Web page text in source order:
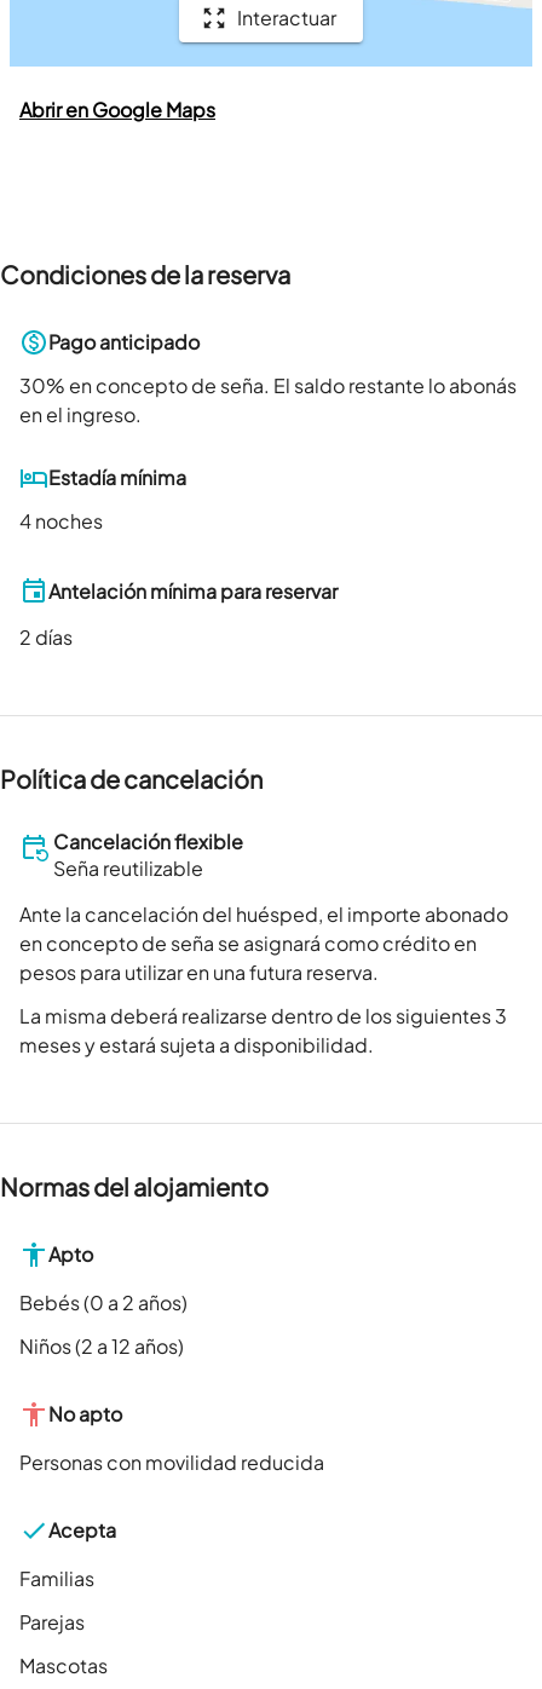
Interactuar
Abrir en Google Maps
Condiciones de la reserva
Pago anticipado
30% en concepto de seña. El saldo restante lo abonás
en el ingreso.
Estadía mínima
4 noches
Antelación mínima para reservar
2 días
Política de cancelación
Cancelación flexible
Seña reutilizable
Ante la cancelación del huésped, el importe abonado
en concepto de seña se asignará como crédito en
pesos para utilizar en una futura reserva.
La misma deberá realizarse dentro de los siguientes 3
meses y estará sujeta a disponibilidad.
Normas del alojamiento
Apto
Bebés (0 a 2 años)
Niños (2 a 12 años)
No apto
Personas con movilidad reducida
Acepta
Familias
Parejas
Mascotas